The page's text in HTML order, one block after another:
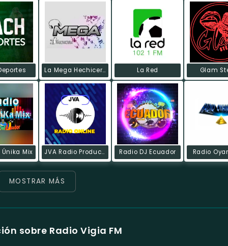
La Mega Hechicera La Red Glam
Mix JVA Radio Producciones Online Radio DJ Ecuador Radio
MOSTRAR MÁS
sobre Radio Vigia FM